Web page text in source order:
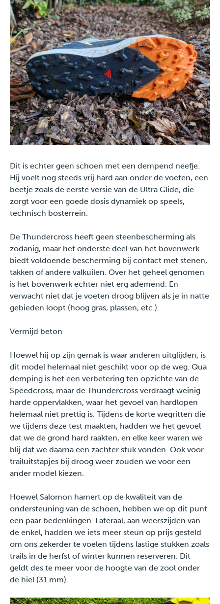
Dit is echter geen schoen met een dempend neefje.
Hij voelt nog steeds vrij hard aan onder de voeten, een
beetje zoals de eerste versie van de Ultra Glide, die
zorgt voor een goede dosis dynamiek op speels,
technisch bosterrein.
De Thundercross heeft geen steenbescherming als
zodanig, maar het onderste deel van het bovenwerk
biedt voldoende bescherming bij contact met stenen,
takken of andere valkuilen. Over het geheel genomen
is het bovenwerk echter niet erg ademend. En
verwacht niet dat je voeten droog blijven als je in natte
gebieden loopt (hoog gras, plassen, etc.).
Vermijd beton
Hoewel hij op zijn gemak is waar anderen uitglijden, is
dit model helemaal niet geschikt voor op de weg. Qua
demping is het een verbetering ten opzichte van de
Speedcross, maar de Thundercross verdraagt weinig
harde oppervlakken, waar het gevoel van hardlopen
helemaal niet prettig is. Tijdens de korte wegritten die
we tijdens deze test maakten, hadden we het gevoel
dat we de grond hard raakten, en elke keer waren we
blij dat we daarna een zachter stuk vonden. Ook voor
trailuitstapjes bij droog weer zouden we voor een
ander model kiezen.
Hoewel Salomon hamert op de kwaliteit van de
ondersteuning van de schoen, hebben we op dit punt
een paar bedenkingen. Lateraal, aan weerszijden van
de enkel, hadden we iets meer steun op prijs gesteld
om ons zekerder te voelen tijdens lastige stukken zoals
trails in de herfst of winter kunnen reserveren. Dit
geldt des te meer voor de hoogte van de zool onder
de hiel (31 mm).